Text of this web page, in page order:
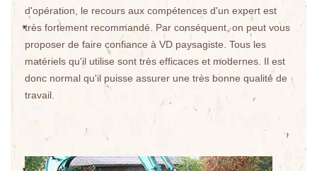
d'opération, le recours aux compétences d'un expert est
très fortement recommandé. Par conséquent, on peut vous
proposer de faire confiance à VD paysagiste. Tous les
matériels qu'il utilise sont très efficaces et modernes. Il est
donc normal qu'il puisse assurer une très bonne qualité de
travail.